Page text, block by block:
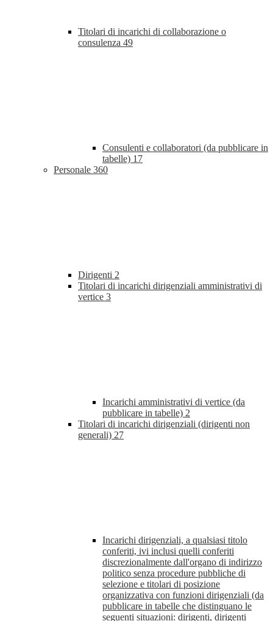
Titolari di incarichi di collaborazione o
consulenza 49
Consulenti e collaboratori (da pubblicare in
tabelle) 17
Personale 360
Dirigenti 2
Titolari di incarichi dirigenziali amministrativi di
vertice 3
Incarichi amministrativi di vertice (da
pubblicare in tabelle) 2
Titolari di incarichi dirigenziali (dirigenti non
generali) 27
Incarichi dirigenziali, a qualsiasi titolo
conferiti, ivi inclusi quelli conferiti
discrezionalmente dall'organo di indirizzo
politico senza procedure pubbliche di
selezione e titolari di posizione
organizzativa con funzioni dirigenziali (da
pubblicare in tabelle che distinguano le
seguenti situazioni: dirigenti, dirigenti